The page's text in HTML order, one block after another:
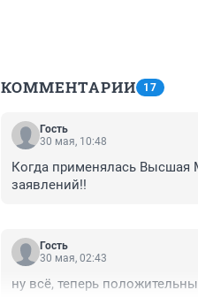
КОММЕНТАРИИ 17
Гость
30 мая, 10:48
Когда применялась
заявлений!!
Гость
30 мая, 02:43
ну всё, теперь